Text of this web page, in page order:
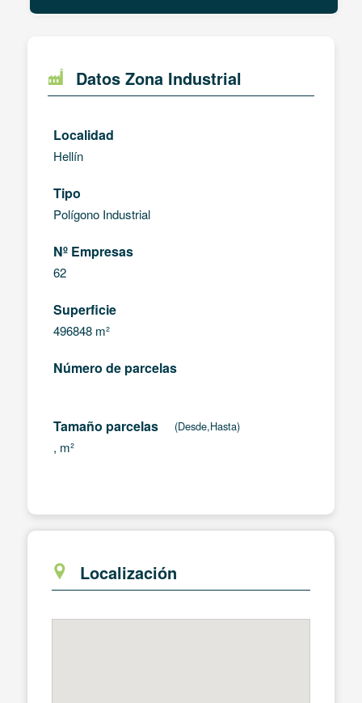
Datos Zona Industrial
Localidad
Hellín
Tipo
Polígono Industrial
Nº Empresas
62
Superficie
496848 m²
Número de parcelas
Tamaño parcelas (Desde,Hasta)
, m²
Localización